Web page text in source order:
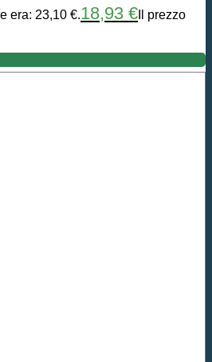
era: 23,10 €.18,93 € Il prezzo